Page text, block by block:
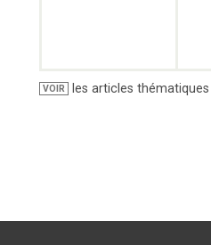
VOIR les articles thématiques